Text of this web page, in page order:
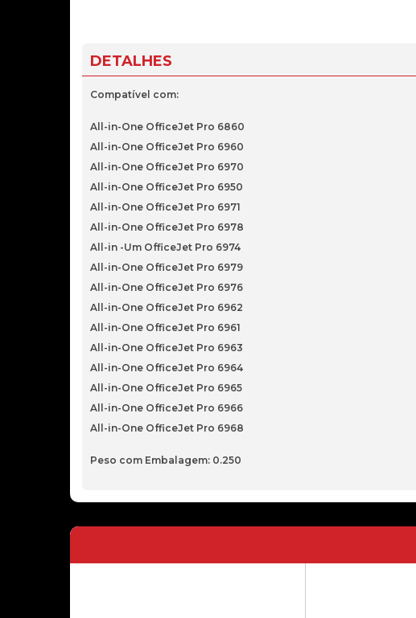
DETALHES
Compatível com:
All-in-One OfficeJet Pro 6860
All-in-One OfficeJet Pro 6960
All-in-One OfficeJet Pro 6970
All-in-One OfficeJet Pro 6950
All-in-One OfficeJet Pro 6971
All-in-One OfficeJet Pro 6978
All-in -Um OfficeJet Pro 6974
All-in-One OfficeJet Pro 6979
All-in-One OfficeJet Pro 6976
All-in-One OfficeJet Pro 6962
All-in-One OfficeJet Pro 6961
All-in-One OfficeJet Pro 6963
All-in-One OfficeJet Pro 6964
All-in-One OfficeJet Pro 6965
All-in-One OfficeJet Pro 6966
All-in-One OfficeJet Pro 6968
Peso com Embalagem: 0.250